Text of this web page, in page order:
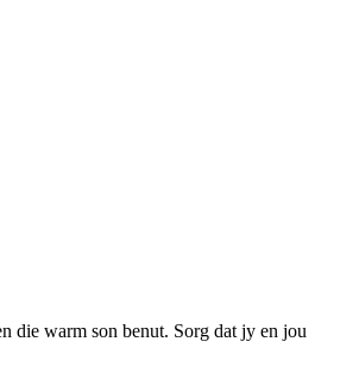
die warm son benut. Sorg dat jy en jou